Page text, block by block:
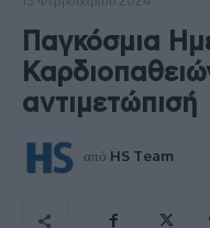
Παγκόσμια
αντιμετώπισή
από HS Team